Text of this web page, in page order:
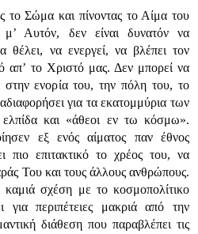
το Σώμα και πίνοντας το Αίμα του
μ’ Αυτόν, δεν είναι δυνατόν να
θέλει, να ενεργεί, να βλέπει τον
απ’ το Χριστό μας. Δεν μπορεί να
στην ενορία του, την πόλη του, το
για τα εκατομμύρια των
και «άθεοι εν τω κόσμω».
εξ ενός αίματος παν έθνος
πιο επιτακτικό το χρέος του, να
Του και τους άλλους ανθρώπους.
σχέση με το κοσμοπολίτικο
για περιπέτειες μακριά από την
διάθεση που παραβλέπει τις